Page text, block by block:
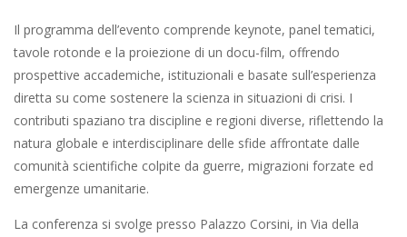
Il programma dell’evento comprende keynote, panel tematici,
tavole rotonde e la proiezione di un docu-film, offrendo
prospettive accademiche, istituzionali e basate sull’esperienza
diretta su come sostenere la scienza in situazioni di crisi. I
contributi spaziano tra discipline e regioni diverse, riflettendo la
natura globale e interdisciplinare delle sfide affrontate dalle
comunità scientifiche colpite da guerre, migrazioni forzate ed
emergenze umanitarie.
La conferenza si svolge presso Palazzo Corsini, in Via della